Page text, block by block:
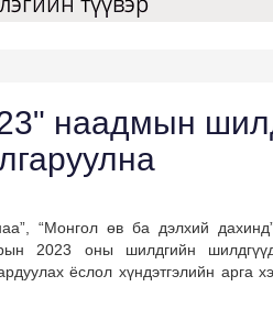
наадмын
“Монгол өв ба дэлхий
2023 оны шилдгийн
ёслол хүндэтгэлийн арга